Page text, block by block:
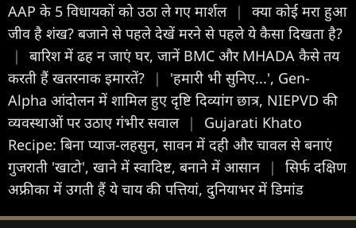
AAP के 5 विधायकों को उठा ले गए मार्शल |
क्या कोई मरा हुआ
जीव है शंख? बजाने से पहले देखें मरने से पहले ये कैसा दिखता है?
|
बारिश में ढह न जाएं घर, जानें BMC और MHADA कैसे तय
करती हैं खतरनाक इमारतें?
|
'हमारी भी सुनिए...', Gen-
Alpha आंदोलन में शामिल हुए दृष्टि दिव्यांग छात्र, NIEPVD की
व्यवस्थाओं पर उठाए गंभीर सवाल |
Gujarati Khato
Recipe: बिना प्याज-लहसुन, सावन में दही और चावल से बनाएं
गुजराती 'खाटो', खाने में स्वादिष्ट, बनाने में आसान |
सिर्फ दक्षिण
अफ्रीका में उगती हैं ये चाय की पत्तियां, दुनियाभर में डिमांड